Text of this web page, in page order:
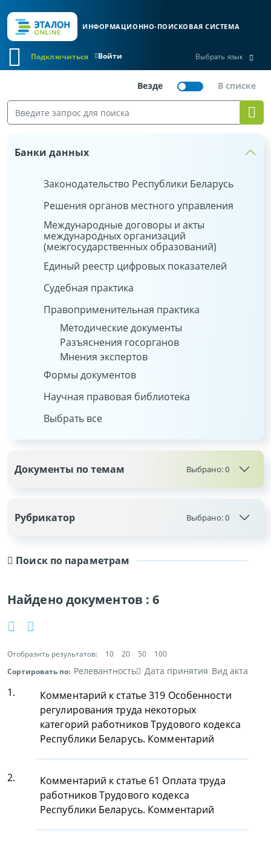
ИНФОРМАЦИОННО-ПОИСКОВАЯ СИСТЕМА
Войти
Подключиться Выбрать язык
Поиск по параметрам
Найдено документов :6
Отобразить результатов: 10 20 50
100
Сортировать по: Релевантность Дата принятия Вид акта
1.
Комментарий к статье 319 Особенности
регулирования труда некоторых
категорий работников Трудового кодекса
Республики Беларусь. Комментарий
2.
Комментарий к статье 61 Оплата труда
работников Трудового кодекса
Республики Беларусь. Комментарий
Банки данных
Законодательство Республики Беларусь
Решения органов местного управления
Международные договоры и акты
международных организаций
(межгосударственных образований)
Единый реестр цифровых показателей
Судебная практика
Правоприменительная практика
Методические документы
Разъяснения госорганов
Мнения экспертов
Формы документов
Научная правовая библиотека
Выбрать все
Документы по темам Выбрано:0
Рубрикатор Выбрано:0